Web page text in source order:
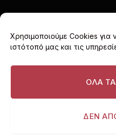
Χρησιμοποιούμε Cookies για
ιστότοπό μας και τις
ΟΛΑ ΤΑ
ΔΕΝ
ΠΟΛΙΤΙΚΗ